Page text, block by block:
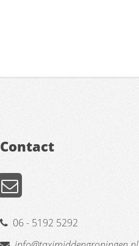
Contact
06 - 5192 5292